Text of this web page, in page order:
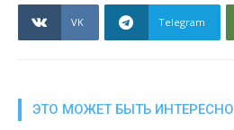
VK Telegram
ЭТО МОЖЕТ БЫТЬ ИНТЕРЕСНО